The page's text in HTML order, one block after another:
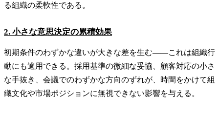
る組織の柔軟性である。
2. 小さな意思決定の累積効果
初期条件のわずかな違いが大きな差を生む——これは組織行
動にも適用できる。採用基準の微細な妥協、顧客対応の小さ
な手抜き、会議でのわずかな方向のずれが、時間をかけて組
織文化や市場ポジションに無視できない影響を与える。